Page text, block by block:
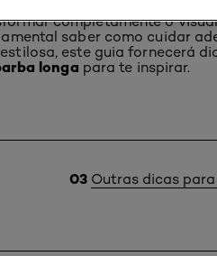
completamente o
saber como cuidar
este guia fornecerá
longa para te inspirar.
Outras dicas